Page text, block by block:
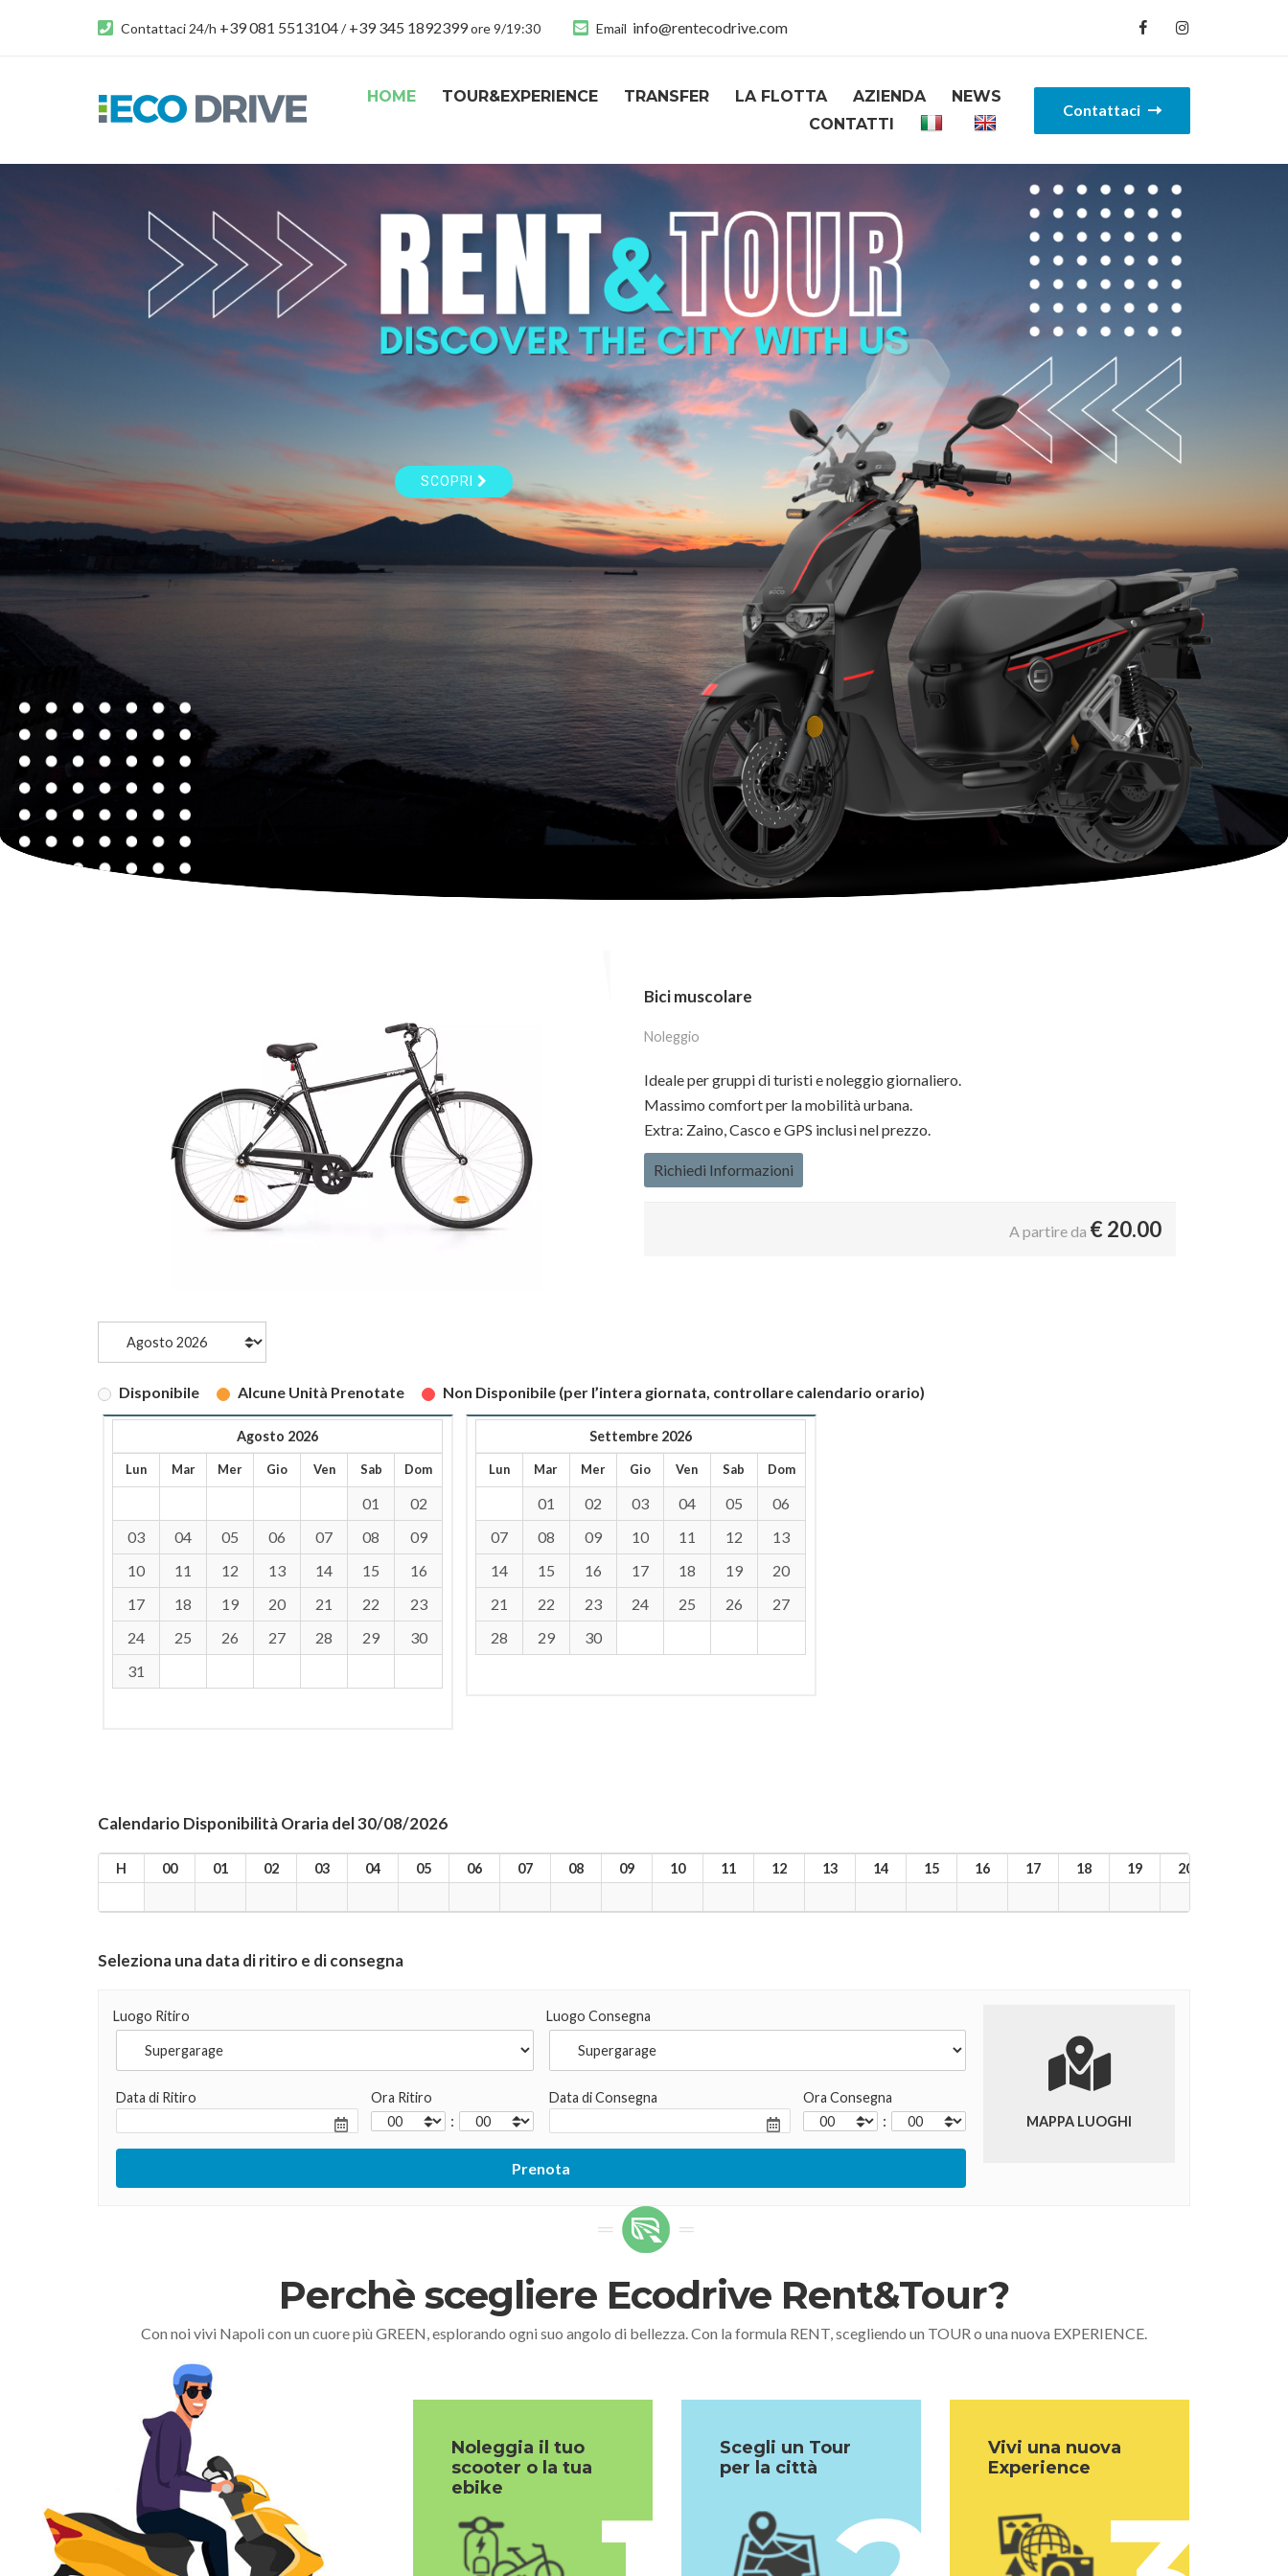
Contattaci 24/h +39 081 5513104/+39 345 1892399ore 9/19:30 Email info@rentecodrive.com
HOME TOUR&EXPERIENCE TRANSFER LA FLOTTA AZIENDA
NEWS
CONTATTI
Contattaci
SCOPRI
Bici muscolare
Noleggio
Ideale per gruppi di turisti e noleggio giornaliero.
Massimo comfort per la mobilità urbana.
Extra: Zaino, Casco e GPS inclusi nel prezzo.
Richiedi Informazioni
A partire da €20.00
Disponibile Alcune Unità Prenotate Non Disponibile (per l’intera giornata, controllare calendario orario)
Agosto 2026
Lun Mar Mer Gio Ven Sab Dom
01
02
03
04 05 06 07 08
09
10
11 12 13 14 15
16
17
18 19 20 21 22
23
24
25 26 27 28 29
30
31
Settembre 2026
Lun Mar Mer Gio Ven Sab Dom
01 02 03 04 05
06
07
08 09 10 11 12
13
14
15 16 17 18 19
20
21
22 23 24 25 26
27
28
29 30
Calendario Disponibilità Oraria del 30/08/2026
H 00 01 02 03 04 05 06 07 08 09 10 11 12 13 14 15 16 17 18 19 20
Seleziona una data di ritiro e di consegna
Luogo Ritiro Luogo Consegna
Data di Ritiro Ora Ritiro
:
Data di Consegna Ora Consegna
: MAPPA LUOGHI
Perchè scegliere Ecodrive Rent&Tour?
Con noi vivi Napoli con un cuore più GREEN, esplorando ogni suo angolo di bellezza. Con la formula RENT, scegliendo un TOUR o una nuova EXPERIENCE.
Noleggia il tuo
scooter o la tua
ebike
Scegli un Tour
per la città
Vivi una nuova
Experience